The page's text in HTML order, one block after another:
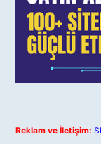
Reklam ve İletişim: